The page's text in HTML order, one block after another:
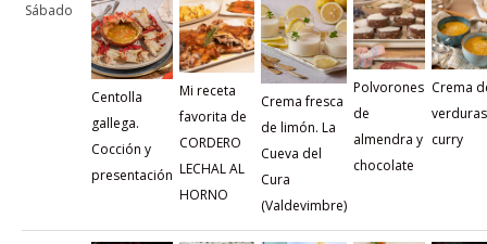
Sábado
Centolla
gallega.
Cocción y
presentación
Mi receta
favorita de
CORDERO
LECHAL AL
HORNO
Crema fresca
de limón. La
Cueva del
Cura
(Valdevimbre)
Polvorones
de
almendra y
chocolate
Crema
curry